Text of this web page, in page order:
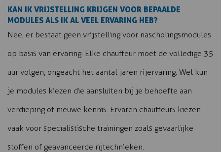
KAN IK VRIJSTELLING KRIJGEN VOOR BEPAALDE
MODULES ALS IK AL VEEL ERVARING HEB?
Nee, er bestaat geen vrijstelling voor nascholingsmodules
op basis van ervaring. Elke chauffeur moet de volledige 35
uur volgen, ongeacht het aantal jaren rijervaring. Wel kun
je modules kiezen die aansluiten bij je behoefte aan
verdieping of nieuwe kennis. Ervaren chauffeurs kiezen
vaak voor specialistische trainingen zoals gevaarlijke
stoffen of geavanceerde rijtechnieken.